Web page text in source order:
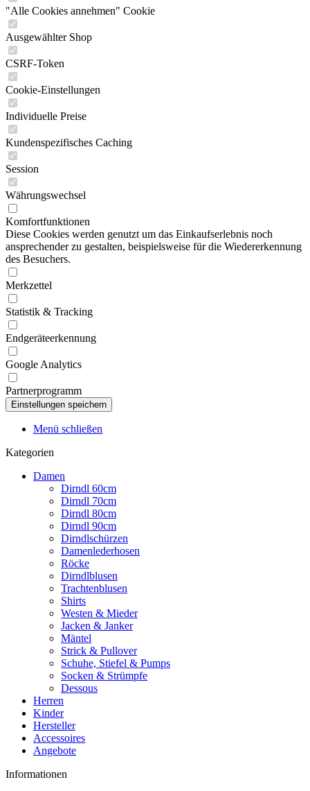
"Alle Cookies annehmen" Cookie
Ausgewählter Shop
CSRF-Token
Cookie-Einstellungen
Individuelle Preise
Kundenspezifisches Caching
Session
Währungswechsel
Komfortfunktionen
Diese Cookies werden genutzt um das Einkaufserlebnis noch
ansprechender zu gestalten, beispielsweise für die Wiedererkennung
des Besuchers.
Merkzettel
Statistik & Tracking
Endgeräteerkennung
Google Analytics
Partnerprogramm
Menü schließen
Kategorien
Damen
Dirndl 60cm
Dirndl 70cm
Dirndl 80cm
Dirndl 90cm
Dirndlschürzen
Damenlederhosen
Röcke
Dirndlblusen
Trachtenblusen
Shirts
Westen & Mieder
Jacken & Janker
Mäntel
Strick & Pullover
Schuhe, Stiefel & Pumps
Socken & Strümpfe
Dessous
Herren
Kinder
Hersteller
Accessoires
Angebote
Informationen